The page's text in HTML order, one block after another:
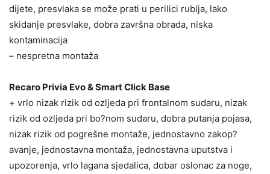
dijete, presvlaka se može prati u perilici rublja, lako
skidanje presvlake, dobra završna obrada, niska
kontaminacija
– nespretna montaža
Recaro Privia Evo & Smart Click Base
+ vrlo nizak rizik od ozljeda pri frontalnom sudaru, nizak
rizik od ozljeda pri bo?nom sudaru, dobra putanja pojasa,
nizak rizik od pogrešne montaže, jednostavno zakop?
avanje, jednostavna montaža, jednostavna uputstva i
upozorenja, vrlo lagana sjedalica, dobar oslonac za noge,